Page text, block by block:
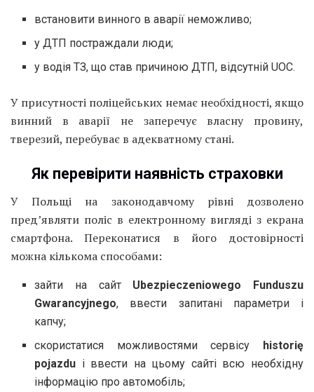
встановити винного в аварії неможливо;
у ДТП постраждали люди;
у водія ТЗ, що став причиною ДТП, відсутній UOC.
У присутності поліцейських немає необхідності, якщо
винний в аварії не заперечує власну провину,
тверезий, перебуває в адекватному стані.
Як перевірити наявність страховки
У Польщі на законодавчому рівні дозволено
пред’являти поліс в електронному вигляді з екрана
смартфона. Переконатися в його достовірності
можна кількома способами:
зайти на сайт Ubezpieczeniowego Funduszu
Gwarancyjnego, ввести запитані параметри і
капчу;
скористатися можливостями сервісу historię
pojazdu і ввести на цьому сайті всю необхідну
інформацію про автомобіль;